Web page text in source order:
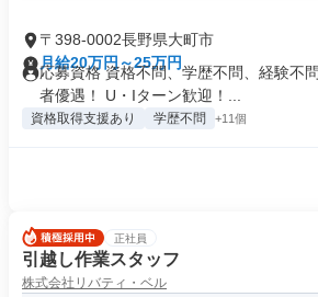
〒398-0002長野県大町市
月給20万円～25万円
応募資格 資格不問、学歴不問、経験不
者優遇！ U・Iターン歓迎！...
資格取得支援あり 学歴不問 +11個
正社員
引越し作業スタッフ
株式会社リバティ・ベル